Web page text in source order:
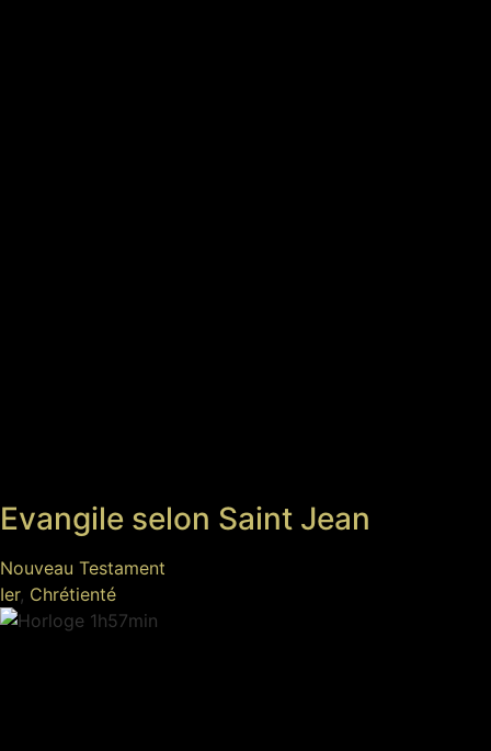
Evangile selon Saint Jean
Nouveau Testament
Ier, Chrétienté
1h57min